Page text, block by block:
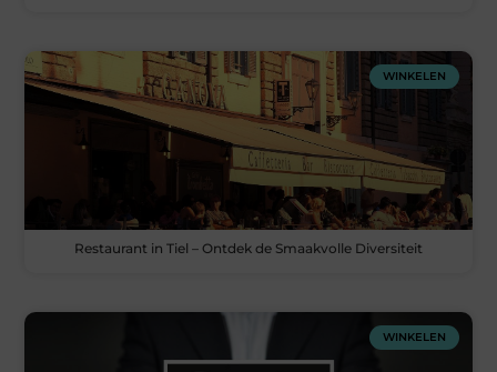
WINKELEN
Restaurant in Tiel – Ontdek de Smaakvolle Diversiteit
WINKELEN